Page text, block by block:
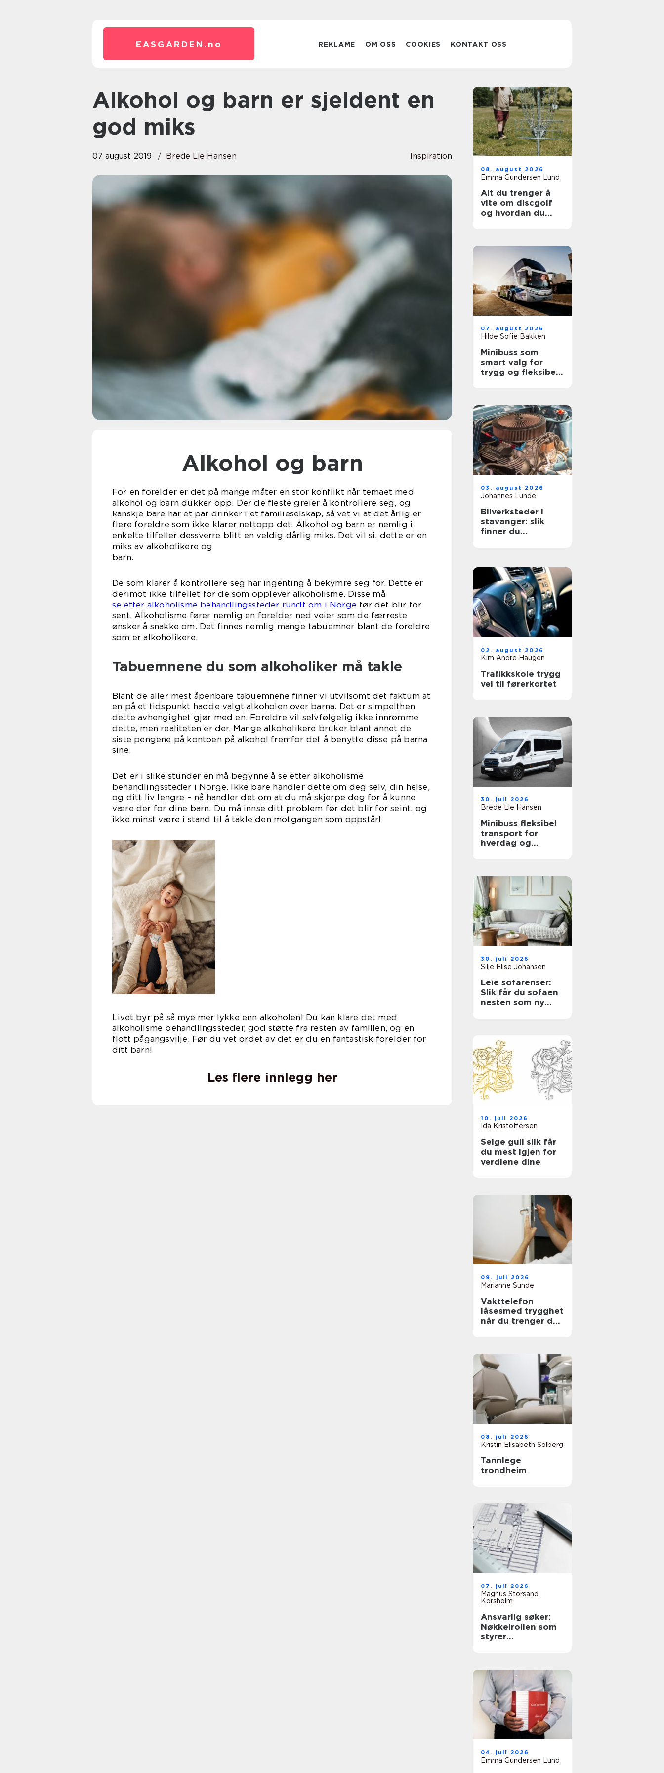
EASGARDEN. no REKLAME OM OSS COOKIES KONTAKT OSS
Alkohol og barn er sjeldent en
god miks
07 august 2019 Brede Lie Hansen Inspiration
Alkohol og barn
For en forelder er det på mange måter en stor konflikt når temaet med
alkohol og barn dukker opp. Der de fleste greier å kontrollere seg, og
kanskje bare har et par drinker i et familieselskap, så vet vi at det årlig er
flere foreldre som ikke klarer nettopp det. Alkohol og barn er nemlig i
enkelte tilfeller dessverre blitt en veldig dårlig miks. Det vil si, dette er en
miks av alkoholikere og
barn.
De som klarer å kontrollere seg har ingenting å bekymre seg for. Dette er
derimot ikke tilfellet for de som opplever alkoholisme. Disse må
se etter alkoholisme behandlingssteder rundt om i Norge før det blir for
sent. Alkoholisme fører nemlig en forelder ned veier som de færreste
ønsker å snakke om. Det finnes nemlig mange tabuemner blant de foreldre
som er alkoholikere.
Tabuemnene du som alkoholiker må takle
Blant de aller mest åpenbare tabuemnene finner vi utvilsomt det faktum at
en på et tidspunkt hadde valgt alkoholen over barna. Det er simpelthen
dette avhengighet gjør med en. Foreldre vil selvfølgelig ikke innrømme
dette, men realiteten er der. Mange alkoholikere bruker blant annet de
siste pengene på kontoen på alkohol fremfor det å benytte disse på barna
sine.
Det er i slike stunder en må begynne å se etter alkoholisme
behandlingssteder i Norge. Ikke bare handler dette om deg selv, din helse,
og ditt liv lengre – nå handler det om at du må skjerpe deg for å kunne
være der for dine barn. Du må innse ditt problem før det blir for seint, og
ikke minst være i stand til å takle den motgangen som oppstår!
Livet byr på så mye mer lykke enn alkoholen! Du kan klare det med
alkoholisme behandlingssteder, god støtte fra resten av familien, og en
flott pågangsvilje. Før du vet ordet av det er du en fantastisk forelder for
ditt barn!
Les flere innlegg her
08. august 2026
Emma Gundersen Lund
Alt du trenger å
vite om discgolf
og hvordan du
07. august 2026
Hilde Sofie Bakken
Minibuss som
smart valg for
trygg og fleksibel
03. august 2026
Johannes Lunde
Bilverksteder i
stavanger: slik
finner du
02. august 2026
Kim Andre Haugen
Trafikkskole trygg
vei til førerkortet
30. juli 2026
Brede Lie Hansen
Minibuss fleksibel
transport for
hverdag og
30. juli 2026
Silje Elise Johansen
Leie sofarenser:
Slik får du sofaen
nesten som ny
10. juli 2026
Ida Kristoffersen
Selge gull slik får
du mest igjen for
verdiene dine
09. juli 2026
Marianne Sunde
Vakttelefon
låsesmed trygghet
når du trenger det
08. juli 2026
Kristin Elisabeth Solberg
Tannlege
trondheim
07. juli 2026
Magnus Storsand
Korsholm
Ansvarlig søker:
Nøkkelrollen som
styrer
04. juli 2026
Emma Gundersen Lund